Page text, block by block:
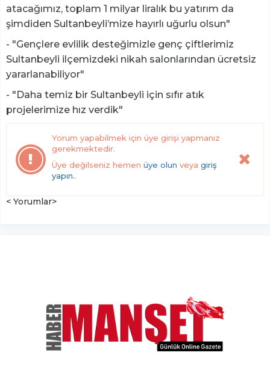
atacağımız, toplam 1 milyar liralık bu yatırım da
şimdiden Sultanbeyli’mize hayırlı uğurlu olsun"
- "Gençlere evlilik desteğimizle genç çiftlerimiz
Sultanbeyli ilçemizdeki nikah salonlarından ücretsiz
yararlanabiliyor"
- "Daha temiz bir Sultanbeyli için sıfır atık
projelerimize hız verdik"
Yorum yapabilmek için üye girişi yapmanız
gerekmektedir.
Üye değilseniz hemen üye olun veya giriş
yapın..
< Yorumlar>